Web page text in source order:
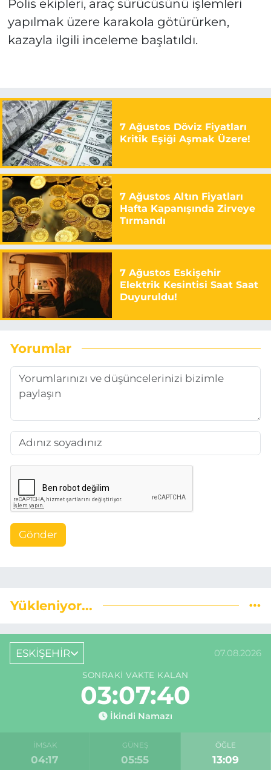
Polis ekipleri, araç sürücüsünü işlemleri
yapılmak üzere karakola götürürken,
kazayla ilgili inceleme başlatıldı.
7 Ağustos Döviz Fiyatları
Kritik Eşiği Aşmak Üzere!
7 Ağustos Altın Fiyatları
Hafta Kapanışında Zirveye
Tırmandı
7 Ağustos Eskişehir
Elektrik Kesintisi Saat Saat
Duyuruldu!
Yorumlar
Gönder
Yükleniyor...
ESKİŞEHİR 07.08.2026
SONRAKI VAKTE KALAN
03:07:39
İkindi Namazı
İMSAK
04:17
GÜNEŞ
05:55
ÖĞLE
13:09